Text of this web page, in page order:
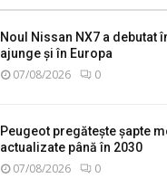
Noul Nissan NX7 a debutat
ajunge și în Europa
07/08/2026 0
Peugeot pregătește șapte
actualizate până în 2030
07/08/2026 0